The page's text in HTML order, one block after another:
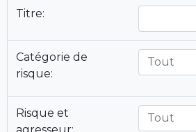
Titre:
Catégorie de
risque:
Tout
Risque et
Tout